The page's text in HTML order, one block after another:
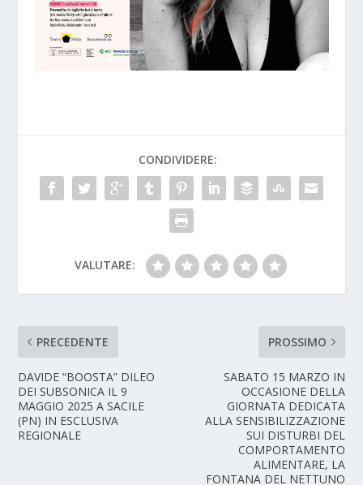
CONDIVIDERE:
VALUTARE:
PRECEDENTE
DAVIDE “BOOSTA” DILEO
DEI SUBSONICA IL 9
MAGGIO 2025 A SACILE
(PN) IN ESCLUSIVA
REGIONALE
PROSSIMO
SABATO 15 MARZO IN
OCCASIONE DELLA
GIORNATA DEDICATA
ALLA SENSIBILIZZAZIONE
SUI DISTURBI DEL
COMPORTAMENTO
ALIMENTARE, LA
FONTANA DEL NETTUNO